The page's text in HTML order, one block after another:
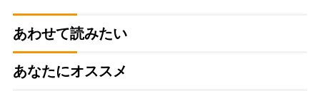
あわせて読みたい
あなたにオススメ